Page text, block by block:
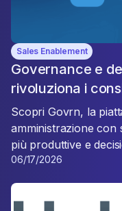
Sales Enablement
Governance e
rivoluziona i
Scopri Govrn, la
amministrazione con
più produttive e
06/17/2026